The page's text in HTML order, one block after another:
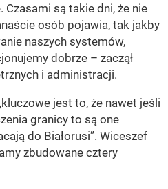
są takie dni, że nie
osób pojawia, tak jakby
naszych systemów,
dobrze – zaczął
i administracji.
jest to, że nawet jeśli
granicy to są one
do Białorusi”. Wiceszef
zbudowane cztery